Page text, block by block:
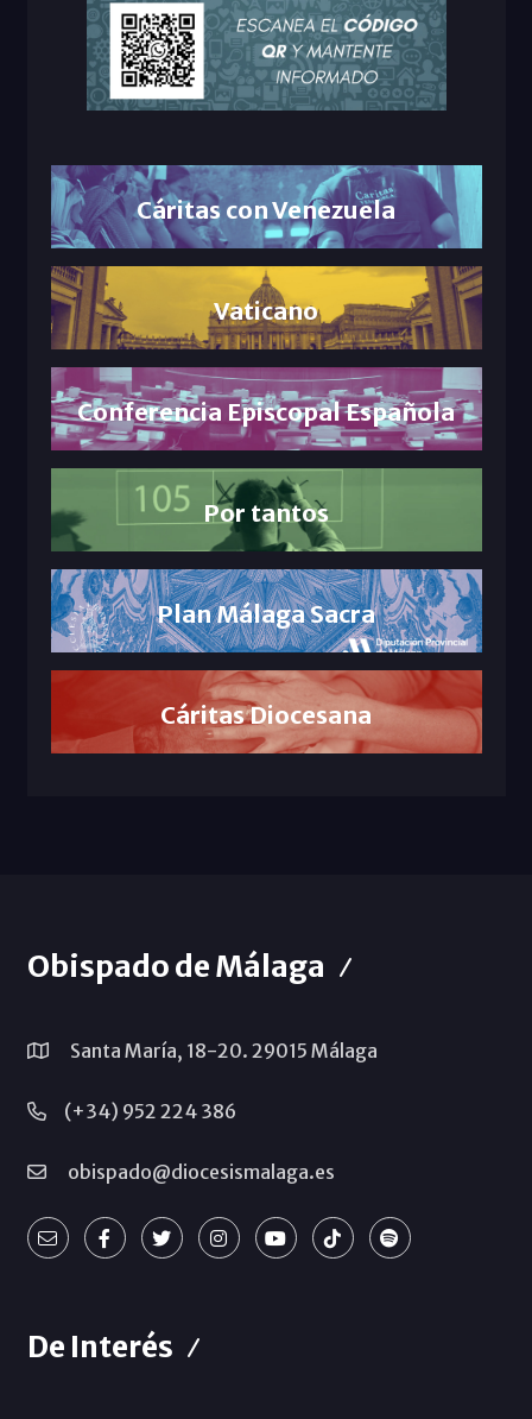
Cáritas con Venezuela
Vaticano
Conferencia Episcopal Española
Por tantos
Plan Málaga Sacra
Cáritas Diocesana
Obispado de Málaga
Santa María, 18-20. 29015 Málaga
(+34) 952 224 386
obispado@diocesismalaga.es
De Interés